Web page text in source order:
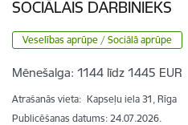
SOCIĀLAIS DARBINIEKS
Veselības aprūpe / Sociālā aprūpe
Mēnešalga: 1144 līdz 1445 EUR
Atrašanās vieta: Kapseļu iela 31, Rīga
Publicēšanas datums: 24.07.2026.